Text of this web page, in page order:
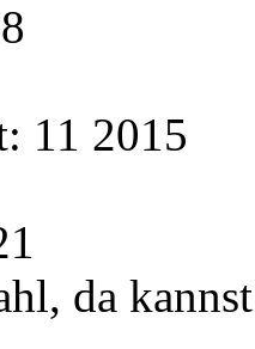
11 2015
da